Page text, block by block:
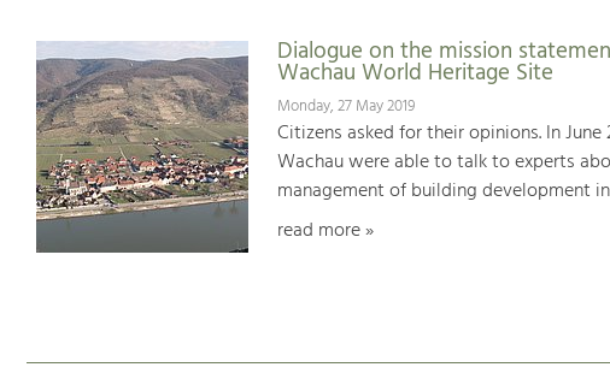
Dialogue on the mission
Wachau World Heritage Site
Monday, 27 May 2019
Citizens asked for their opinions. In
Wachau were able to talk to experts
management of building development
read more »